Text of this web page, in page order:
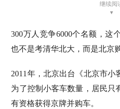
继续阅
▾
300万人竞争6000个名额，这
也不是考清华北大，而是北京
2011年，北京出台《北京市小
为了控制小客车数量，居民只
有资格获得京牌并购车。